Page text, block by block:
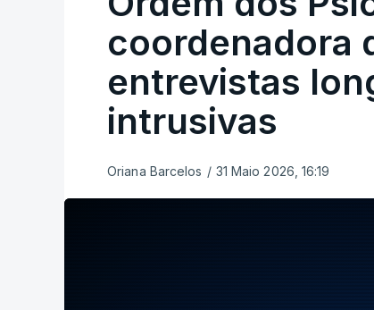
coordenadora
entrevistas
intrusivas
Oriana Barcelos / 31 Maio 2026, 16:19